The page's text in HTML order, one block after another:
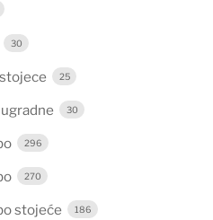
30
25
30
296
270
stojeće 186